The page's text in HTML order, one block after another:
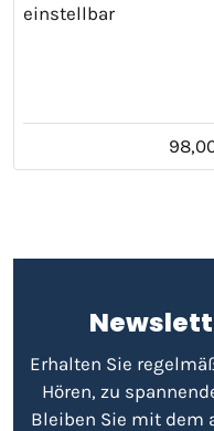
einstellbar
Erhalten Sie
Hören, zu
Bleiben Sie mit dem